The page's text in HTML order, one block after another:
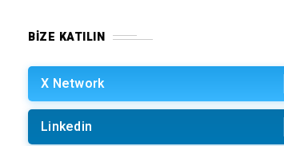
BIZE KATILIN
X Network
Linkedin